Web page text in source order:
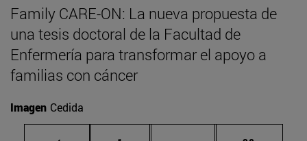
Family CARE-ON: La nueva propuesta de
una tesis doctoral de la Facultad de
Enfermería para transformar el apoyo a
familias con cáncer
Imagen Cedida